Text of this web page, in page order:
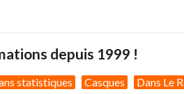
depuis 1999 !
statistiques Casques Dans Le